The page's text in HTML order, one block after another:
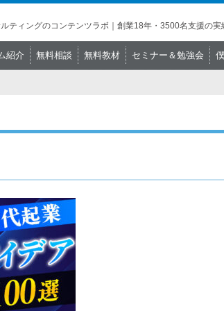
ティングのコンテンツラボ｜創業18年・3500名支援の実
紹介 無料相談 無料教材 セミナー＆勉強会